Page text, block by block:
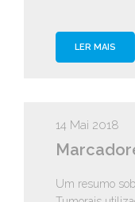
LER MAIS
14 Mai 2018
Um resumo